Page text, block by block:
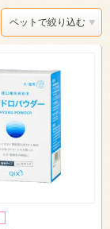
ペットで絞り込む